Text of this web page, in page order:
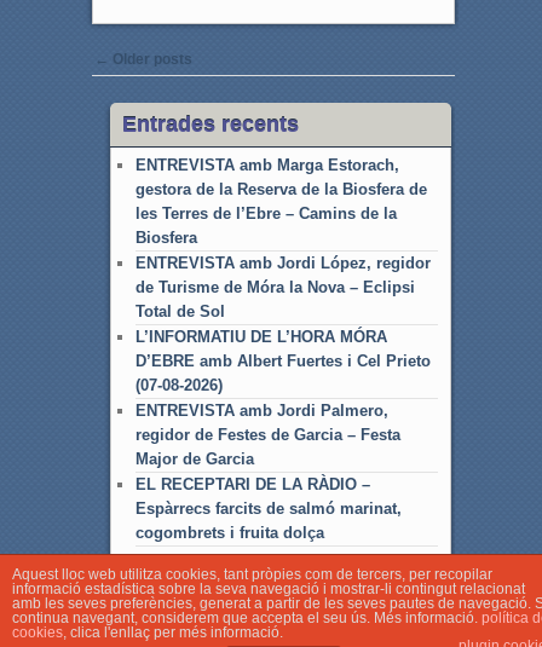
Post navigation
← Older posts
Entrades recents
ENTREVISTA amb Marga Estorach,
gestora de la Reserva de la Biosfera de
les Terres de l’Ebre – Camins de la
Biosfera
ENTREVISTA amb Jordi López, regidor
de Turisme de Móra la Nova – Eclipsi
Total de Sol
L’INFORMATIU DE L’HORA MÓRA
D’EBRE amb Albert Fuertes i Cel Prieto
(07-08-2026)
ENTREVISTA amb Jordi Palmero,
regidor de Festes de Garcia – Festa
Major de Garcia
EL RECEPTARI DE LA RÀDIO –
Espàrrecs farcits de salmó marinat,
cogombrets i fruita dolça
Aquest lloc web utilitza cookies, tant pròpies com de tercers, per recopilar
informació estadística sobre la seva navegació i mostrar-li contingut relacionat
amb les seves preferències, generat a partir de les seves pautes de navegació.
continua navegant, considerem que accepta el seu ús. Més informació. política
cookies, clica l'enllaç per més informació.